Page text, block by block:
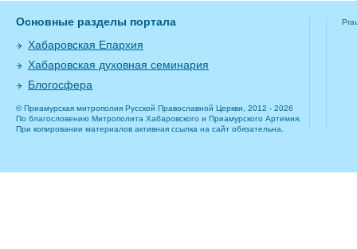
Основные разделы портала
Хабаровская Епархия
Хабаровская духовная семинария
Блогосфера
© Приамурская митрополия Русской Православной Церкви, 2012 - 2026
По благословению Митрополита Хабаровского и Приамурского Артемия.
При копировании материалов активная ссылка на сайт обязательна.